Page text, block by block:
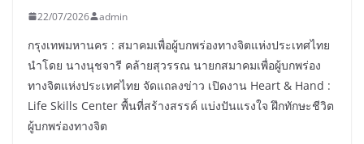
22/07/2026 admin
กรุงเทพมหานคร : สมาคมเพื่อผู้บกพร่องทางจิตแห่งประเทศไทย
นำโดย นางนุชจารี คล้ายสุวรรณ นายกสมาคมเพื่อผู้บกพร่อง
ทางจิตแห่งประเทศไทย จัดแถลงข่าว เปิดงาน Heart & Hand :
Life Skills Center พื้นที่สร้างสรรค์ แบ่งปันแรงใจ ฝึกทักษะชีวิต
ผู้บกพร่องทางจิต